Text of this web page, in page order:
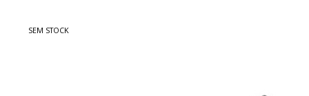
SEM STOCK